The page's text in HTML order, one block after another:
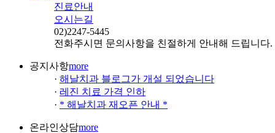
진료안내
오시는길
02)2247-5445
전화주시면 문의사항을 친절하게 안내해 드립니다.
공지사항more
· 해날치과 블로그가 개설 되었습니다
· 레진 치료 가격 인하
· * 해날치과 재오픈 안내 *
온라인상담more